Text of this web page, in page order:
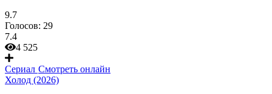
9.7
Голосов: 29
7.4
4 525
Сериал Смотреть онлайн
Холод (2026)